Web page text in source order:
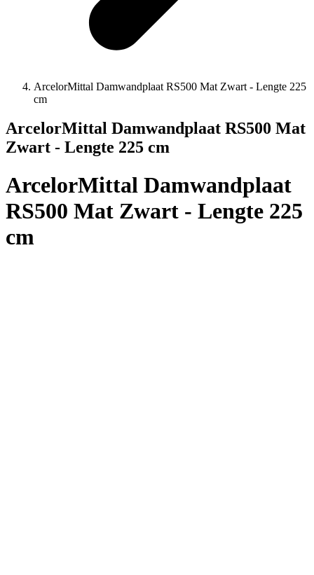
ArcelorMittal Damwandplaat RS500 Mat Zwart - Lengte 225
cm
ArcelorMittal Damwandplaat RS500 Mat
Zwart - Lengte 225 cm
ArcelorMittal Damwandplaat
RS500 Mat Zwart - Lengte 225
cm